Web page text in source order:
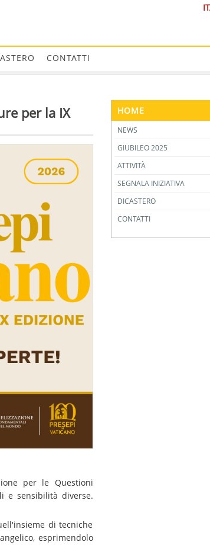
CONTATTI
per la IX
per le Questioni
e sensibilità diverse.
di tecniche
esprimendolo
HOME
NEWS
GIUBILEO 2025
ATTIVITÀ
SEGNALA INIZIATIVA
DICASTERO
CONTATTI